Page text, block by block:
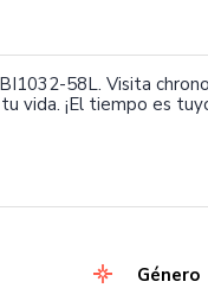
58L. Visita
vida. ¡El tiempo es
Género